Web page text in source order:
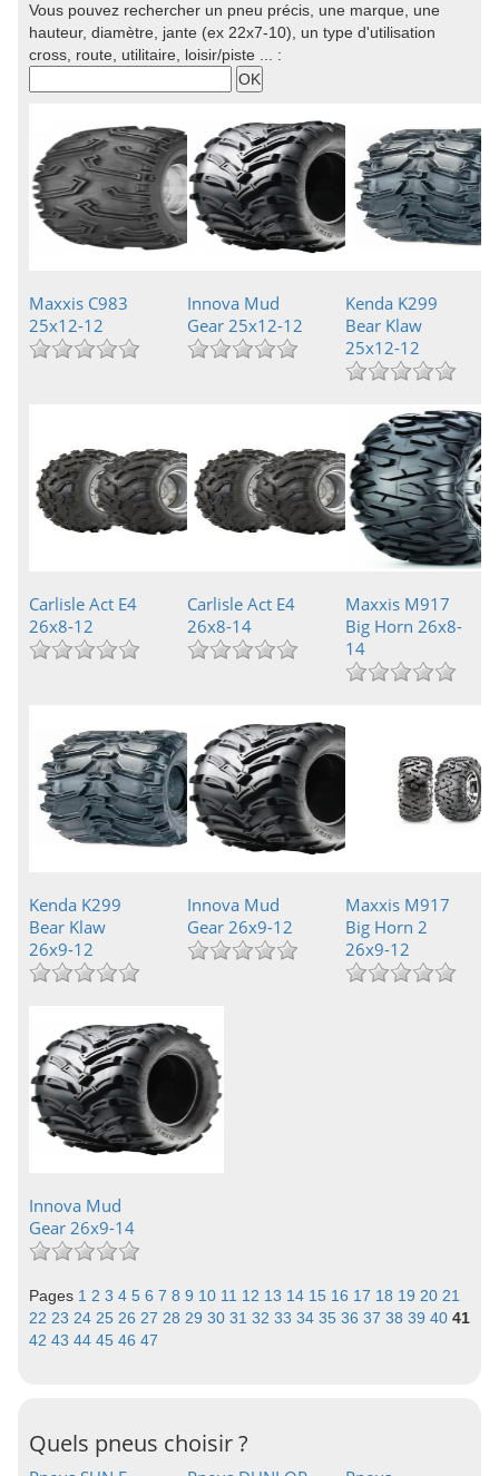
Vous pouvez rechercher un pneu précis, une marque, une
hauteur, diamètre, jante (ex 22x7-10), un type d'utilisation
cross, route, utilitaire, loisir/piste ... :
Maxxis C983
25x12-12
Innova Mud
Gear 25x12-12
Kenda K299
Bear Klaw
25x12-12
Carlisle Act E4
26x8-12
Carlisle Act E4
26x8-14
Maxxis M917
Big Horn 26x8-
14
Kenda K299
Bear Klaw
26x9-12
Innova Mud
Gear 26x9-12
Maxxis M917
Big Horn 2
26x9-12
Innova Mud
Gear 26x9-14
Pages 1 2 3 4 5 6 7 8 9 10 11 12 13 14 15 16 17 18 19 20 21
22 23 24 25 26 27 28 29 30 31 32 33 34 35 36 37 38 39 40 41
42 43 44 45 46 47
Quels pneus choisir ?